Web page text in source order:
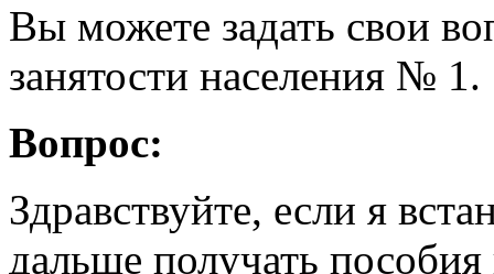
Вы можете задать свои
занятости населения № 1.
Вопрос:
Здравствуйте, если я
дальше получать